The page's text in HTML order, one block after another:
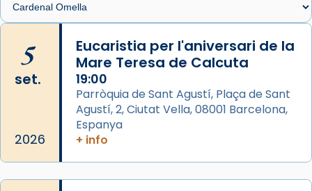
🔗
📸 J. Merino
Photo
View on Facebook ·
Arquebisbat de Barcelona
de Barcelona.
2 weeks ago
5
set.
2026
Eucaristia per l'aniversari de la
Mare Teresa de Calcuta
19:00
Parròquia de Sant Agustí, Plaça de Sant
Agustí, 2, Ciutat Vella, 08001 Barcelona,
Espanya
+ info